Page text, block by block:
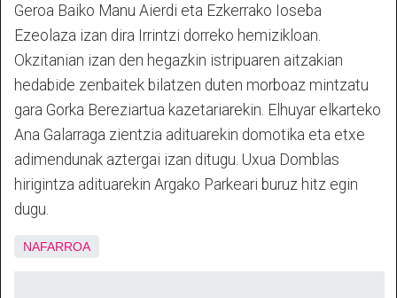
Geroa Baiko Manu Aierdi eta Ezkerrako Ioseba
Ezeolaza izan dira Irrintzi dorreko hemizikloan.
Okzitanian izan den hegazkin istripuaren aitzakian
hedabide zenbaitek bilatzen duten morboaz mintzatu
gara Gorka Bereziartua kazetariarekin. Elhuyar elkarteko
Ana Galarraga zientzia adituarekin domotika eta etxe
adimendunak aztergai izan ditugu. Uxua Domblas
hirigintza adituarekin Argako Parkeari buruz hitz egin
dugu.
NAFARROA